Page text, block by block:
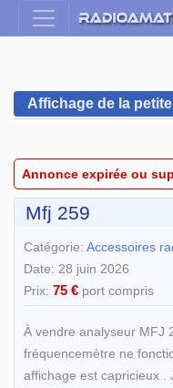
Affichage de la
Annonce expirée ou
Mfj 259
Catégorie: Accessoires
Date: 28 juin 2026
Prix: 75 € port compris
À vendre analyseur MFJ
fréquencemètre ne
affichage est capricieux .